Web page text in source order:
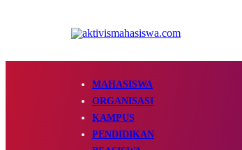
MAHASISWA
ORGANISASI
KAMPUS
PENDIDIKAN